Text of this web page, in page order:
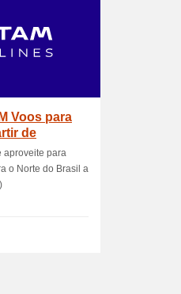
Voos para
de
aproveite para
o Norte do Brasil a
)